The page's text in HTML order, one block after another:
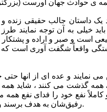
همه ی حوادث جهان اورست
یک داستان جالب حقیقی زنده
خیلی به آن توجه نمایند طرز
است ‌و صبر و اراده و
واقعاً شگفت آوری است که
نفر کار می کنند و تا ارتفاع ۸۵۰۰ متر تلاش می نمایند و
یعنی ۳۸۸ نفر زحمت می کشند ، همه گذشت می کنند
نفع خود را فدای نفع همه می
رفیق‌شان به هدف برسند و تا مشکلی حل شود.